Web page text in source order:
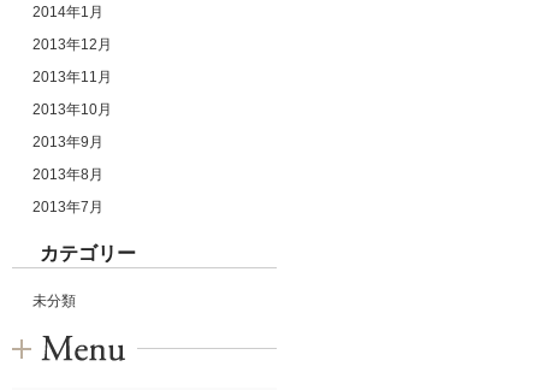
2014年1月
2013年12月
2013年11月
2013年10月
2013年9月
2013年8月
2013年7月
カテゴリー
未分類